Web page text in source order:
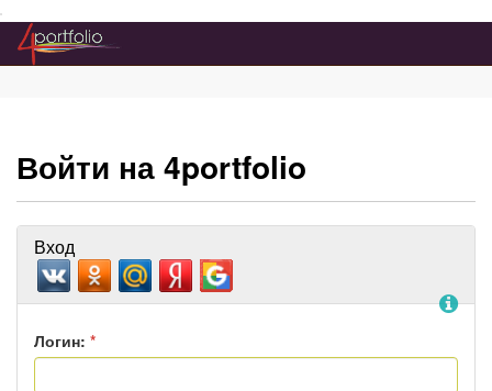
Преейти на главное меню
Войти на 4portfolio
Вход
Логин: *